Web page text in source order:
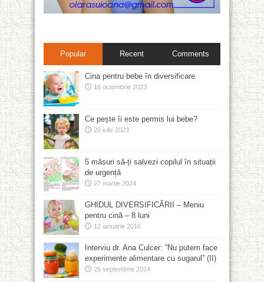
Popular Recent Comments
Cina pentru bebe în diversificare
16 octombrie 2023
Ce pește îi este permis lui bebe?
20 iulie 2023
5 măsuri să-ți salvezi copilul în situații
de urgență
27 martie 2024
GHIDUL DIVERSIFICĂRII – Meniu
pentru cină – 8 luni
12 ianuarie 2016
Interviu dr. Ana Culcer: ”Nu putem face
experimente alimentare cu sugarul” (II)
26 septembrie 2024